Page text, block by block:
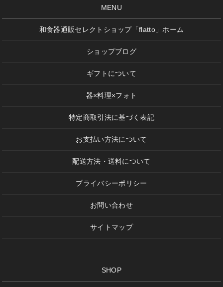
MENU
和食器通販セレクトショップ「flatto」ホーム
ショップブログ
ギフトについて
器×料理×フォト
特定商取引法に基づく表記
お支払い方法について
配送方法・送料について
プライバシーポリシー
お問い合わせ
サイトマップ
SHOP